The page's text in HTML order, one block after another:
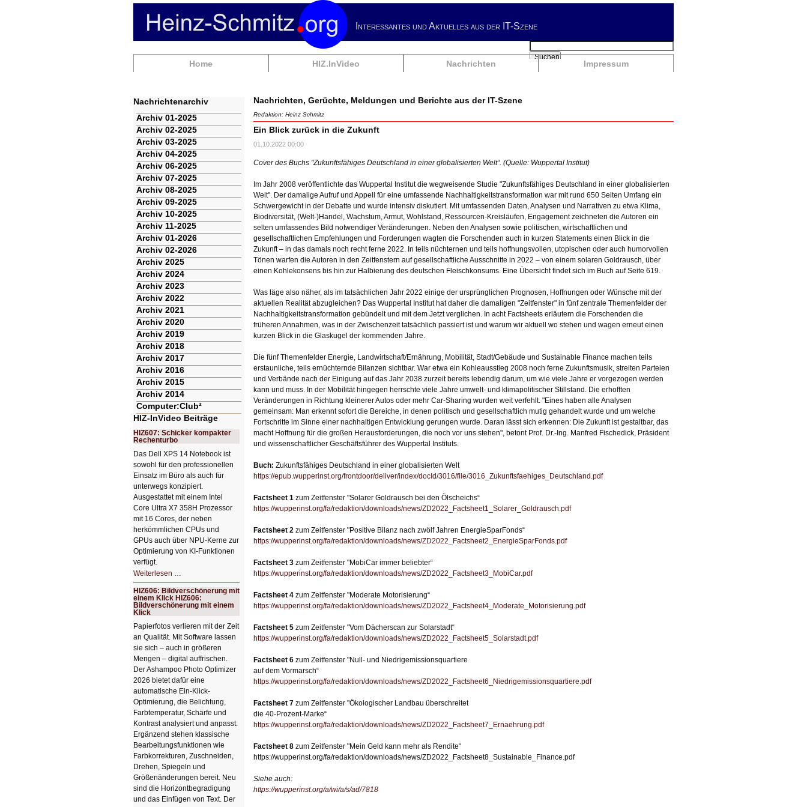
Interessantes und Aktuelles aus der IT-Szene
Navigation
Home HIZ.InVideo Nachrichten Impressum
Suchbegriffe
Suchen
Nachrichten, Gerüchte, Meldungen und Berichte aus der IT-Szene
Redaktion: Heinz Schmitz
Ein Blick zurück in die Zukunft
01.10.2022 00:00
Cover des Buchs "Zukunftsfähiges Deutschland in einer globalisierten Welt“. (Quelle: Wuppertal Institut)
Im Jahr 2008 veröffentlichte das Wuppertal Institut die wegweisende Studie "Zukunftsfähiges Deutschland in einer globalisierten
Welt". Der damalige Aufruf und Appell für eine umfassende Nachhaltigkeitstransformation war mit rund 650 Seiten Umfang ein
Schwergewicht in der Debatte und wurde intensiv diskutiert. Mit umfassenden Daten, Analysen und Narrativen zu etwa Klima,
Biodiversität, (Welt-)Handel, Wachstum, Armut, Wohlstand, Ressourcen-Kreisläufen, Engagement zeichneten die Autoren ein
selten umfassendes Bild notwendiger Veränderungen. Neben den Analysen sowie politischen, wirtschaftlichen und
gesellschaftlichen Empfehlungen und Forderungen wagten die Forschenden auch in kurzen Statements einen Blick in die
Zukunft – in das damals noch recht ferne 2022. In teils nüchternen und teils hoffnungsvollen, utopischen oder auch humorvollen
Tönen warfen die Autoren in den Zeitfenstern auf gesellschaftliche Ausschnitte in 2022 – von einem solaren Goldrausch, über
einen Kohlekonsens bis hin zur Halbierung des deutschen Fleischkonsums. Eine Übersicht findet sich im Buch auf Seite 619.
Was läge also näher, als im tatsächlichen Jahr 2022 einige der ursprünglichen Prognosen, Hoffnungen oder Wünsche mit der
aktuellen Realität abzugleichen? Das Wuppertal Institut hat daher die damaligen "Zeitfenster" in fünf zentrale Themenfelder der
Nachhaltigkeitstransformation gebündelt und mit dem Jetzt verglichen. In acht Factsheets erläutern die Forschenden die
früheren Annahmen, was in der Zwischenzeit tatsächlich passiert ist und warum wir aktuell wo stehen und wagen erneut einen
kurzen Blick in die Glaskugel der kommenden Jahre.
Die fünf Themenfelder Energie, Landwirtschaft/Ernährung, Mobilität, Stadt/Gebäude und Sustainable Finance machen teils
erstaunliche, teils ernüchternde Bilanzen sichtbar. War etwa ein Kohleausstieg 2008 noch ferne Zukunftsmusik, streiten Parteien
und Verbände nach der Einigung auf das Jahr 2038 zurzeit bereits lebendig darum, um wie viele Jahre er vorgezogen werden
kann und muss. In der Mobilität hingegen herrschte viele Jahre umwelt- und klimapolitischer Stillstand. Die erhofften
Veränderungen in Richtung kleinerer Autos oder mehr Car-Sharing wurden weit verfehlt. "Eines haben alle Analysen
gemeinsam: Man erkennt sofort die Bereiche, in denen politisch und gesellschaftlich mutig gehandelt wurde und um welche
Fortschritte im Sinne einer nachhaltigen Entwicklung gerungen wurde. Daran lässt sich erkennen: Die Zukunft ist gestaltbar, das
macht Hoffnung für die großen Herausforderungen, die noch vor uns stehen", betont Prof. Dr.-Ing. Manfred Fischedick, Präsident
und wissenschaftlicher Geschäftsführer des Wuppertal Instituts.
Buch: Zukunftsfähiges Deutschland in einer globalisierten Welt
https://epub.wupperinst.org/frontdoor/deliver/index/docId/3016/file/3016_Zukunftsfaehiges_Deutschland.pdf
Factsheet 1 zum Zeitfenster "Solarer Goldrausch bei den Ölscheichs“
https://wupperinst.org/fa/redaktion/downloads/news/ZD2022_Factsheet1_Solarer_Goldrausch.pdf
Factsheet 2 zum Zeitfenster "Positive Bilanz nach zwölf Jahren EnergieSparFonds“
https://wupperinst.org/fa/redaktion/downloads/news/ZD2022_Factsheet2_EnergieSparFonds.pdf
Factsheet 3 zum Zeitfenster "MobiCar immer beliebter“
https://wupperinst.org/fa/redaktion/downloads/news/ZD2022_Factsheet3_MobiCar.pdf
Factsheet 4 zum Zeitfenster "Moderate Motorisierung“
https://wupperinst.org/fa/redaktion/downloads/news/ZD2022_Factsheet4_Moderate_Motorisierung.pdf
Factsheet 5 zum Zeitfenster "Vom Dächerscan zur Solarstadt“
https://wupperinst.org/fa/redaktion/downloads/news/ZD2022_Factsheet5_Solarstadt.pdf
Factsheet 6 zum Zeitfenster "Null- und Niedrigemissionsquartiere
auf dem Vormarsch“
https://wupperinst.org/fa/redaktion/downloads/news/ZD2022_Factsheet6_Niedrigemissionsquartiere.pdf
Factsheet 7 zum Zeitfenster "Ökologischer Landbau überschreitet
die 40-Prozent-Marke“
https://wupperinst.org/fa/redaktion/downloads/news/ZD2022_Factsheet7_Ernaehrung.pdf
Factsheet 8 zum Zeitfenster "Mein Geld kann mehr als Rendite“
https://wupperinst.org/fa/redaktion/downloads/news/ZD2022_Factsheet8_Sustainable_Finance.pdf
Siehe auch:
https://wupperinst.org/a/wi/a/s/ad/7818
Nachrichtenarchiv
Navigation
überspringen
Archiv 01-2025
Archiv 02-2025
Archiv 03-2025
Archiv 04-2025
Archiv 06-2025
Archiv 07-2025
Archiv 08-2025
Archiv 09-2025
Archiv 10-2025
Archiv 11-2025
Archiv 01-2026
Archiv 02-2026
Archiv 2025
Archiv 2024
Archiv 2023
Archiv 2022
Archiv 2021
Archiv 2020
Archiv 2019
Archiv 2018
Archiv 2017
Archiv 2016
Archiv 2015
Archiv 2014
Computer:Club²
HIZ-InVideo Beiträge
HIZ607: Schicker kompakter
Rechenturbo
Das Dell XPS 14 Notebook ist
sowohl für den professionellen
Einsatz im Büro als auch für
unterwegs konzipiert.
Ausgestattet mit einem Intel
Core Ultra X7 358H Prozessor
mit 16 Cores, der neben
herkömmlichen CPUs und
GPUs auch über NPU-Kerne zur
Optimierung von KI-Funktionen
verfügt.
Weiterlesen …
Schicker
kompakter
Rechenturbo
HIZ606: Bildverschönerung mit
einem Klick HIZ606:
Bildverschönerung mit einem
Klick
Papierfotos verlieren mit der Zeit
an Qualität. Mit Software lassen
sie sich – auch in größeren
Mengen – digital auffrischen.
Der Ashampoo Photo Optimizer
2026 bietet dafür eine
automatische Ein-Klick-
Optimierung, die Belichtung,
Farbtemperatur, Schärfe und
Kontrast analysiert und anpasst.
Ergänzend stehen klassische
Bearbeitungsfunktionen wie
Farbkorrekturen, Zuschneiden,
Drehen, Spiegeln und
Größenänderungen bereit. Neu
sind die Horizontbegradigung
und das Einfügen von Text. Der